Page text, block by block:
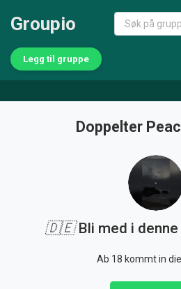
Groupio
Legg til gruppe
Doppelter
🇩🇪Bli med i denne
Ab 18 kommt in